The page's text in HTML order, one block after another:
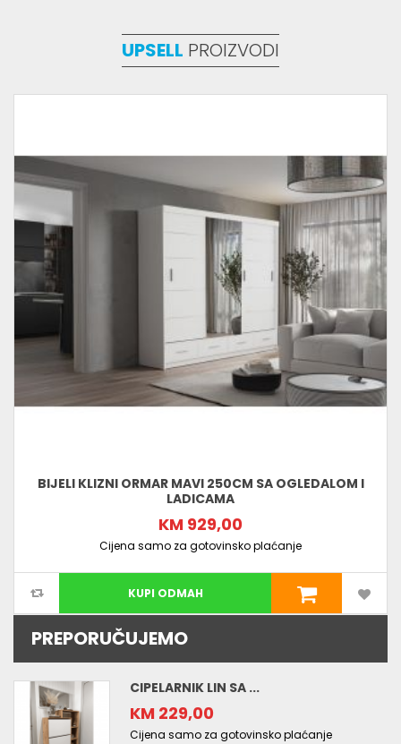
UPSELL PROIZVODI
BIJELI KLIZNI ORMAR MAVI 250CM SA OGLEDALOM I
LADICAMA
KM 929,00
Cijena samo za gotovinsko plaćanje
KUPI ODMAH
PREPORUČUJEMO
CIPELARNIK LIN SA ...
KM 229,00
Cijena samo za gotovinsko plaćanje